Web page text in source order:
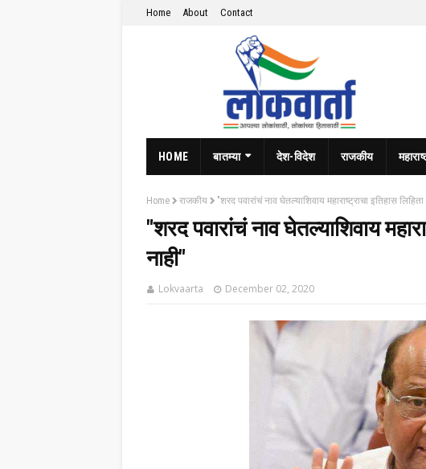
Home About Contact
HOME बातम्या देश-विदेश राजकीय
Home राजकीय "शरद पवारांचं नाव घेतल्याशिवाय महाराष्ट्राचा इतिहास लिहिता
"शरद पवारांचं नाव घेतल्याशिवाय
नाही"
Lokvaarta December 02, 2020